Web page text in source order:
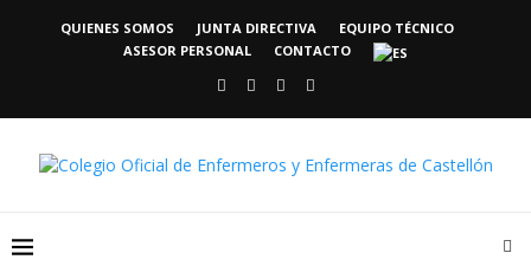
QUIENES SOMOS JUNTA DIRECTIVA
EQUIPO TÉCNICO
ASESOR PERSONAL
CONTACTO